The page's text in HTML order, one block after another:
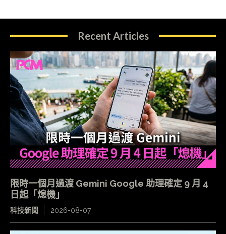
Recent Articles
限時一個月過渡 Gemini Google 助理確定 9 月 4
日起「熄機」
科技新聞 2026-08-07